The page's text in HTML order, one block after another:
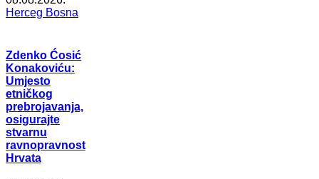
Herceg Bosna
Zdenko Ćosić
Konakoviću:
Umjesto
etničkog
prebrojavanja,
osigurajte
stvarnu
ravnopravnost
Hrvata